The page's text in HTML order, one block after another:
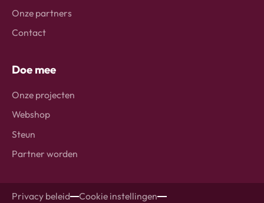
Onze partners
Contact
Doe mee
Onze projecten
Webshop
Steun
Partner worden
Privacy beleid
Cookie instellingen